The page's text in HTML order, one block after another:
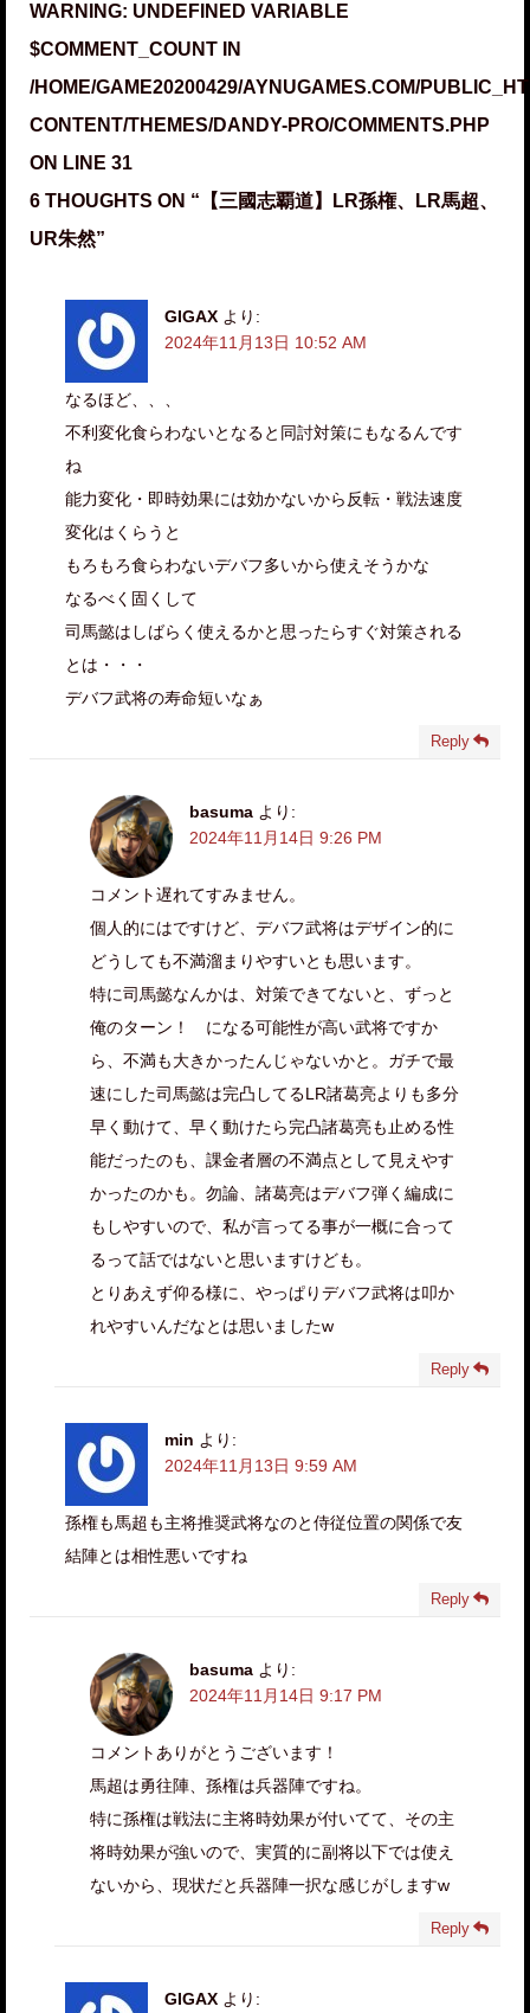
WARNING: UNDEFINED VARIABLE
$COMMENT_COUNT IN
/HOME/GAME20200429/AYNUGAMES.COM/
CONTENT/THEMES/DANDY-PRO/COMMENTS.PHP
ON LINE 31
6 THOUGHTS ON “ 【三國志覇道】LR孫権、LR馬超、
UR朱然”
GIGAX より:
2024年11月13日 10:52 AM
なるほど、、、
不利変化食らわないとなると同討対策にもなるんです
ね
能力変化・即時効果には効かないから反転・戦法速度
変化はくらうと
もろもろ食らわないデバフ多いから使えそうかな
なるべく固くして
司馬懿はしばらく使えるかと思ったらすぐ対策される
とは・・・
デバフ武将の寿命短いなぁ
Reply
basuma より:
2024年11月14日 9:26 PM
コメント遅れてすみません。
個人的にはですけど、デバフ武将はデザイン的に
どうしても不満溜まりやすいとも思います。
特に司馬懿なんかは、対策できてないと、ずっと
俺のターン！ になる可能性が高い武将ですか
ら、不満も大きかったんじゃないかと。ガチで最
速にした司馬懿は完凸してるLR諸葛亮よりも多分
早く動けて、早く動けたら完凸諸葛亮も止める性
能だったのも、課金者層の不満点として見えやす
かったのかも。勿論、諸葛亮はデバフ弾く編成に
もしやすいので、私が言ってる事が一概に合って
るって話ではないと思いますけども。
とりあえず仰る様に、やっぱりデバフ武将は叩か
れやすいんだなとは思いましたw
Reply
min より:
2024年11月13日 9:59 AM
孫権も馬超も主将推奨武将なのと侍従位置の関係で友
結陣とは相性悪いですね
Reply
basuma より:
2024年11月14日 9:17 PM
コメントありがとうございます！
馬超は勇往陣、孫権は兵器陣ですね。
特に孫権は戦法に主将時効果が付いてて、その主
将時効果が強いので、実質的に副将以下では使え
ないから、現状だと兵器陣一択な感じがしますw
Reply
GIGAX より: